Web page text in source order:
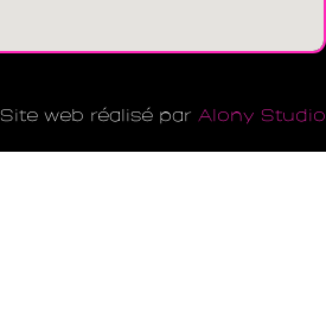
Site web réalisé par Alony Studio